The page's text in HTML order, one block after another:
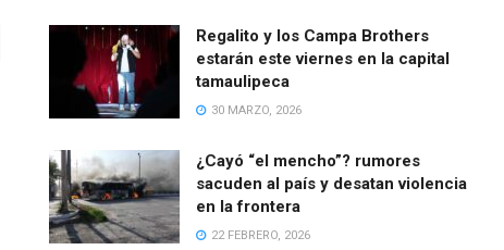
Regalito y los Campa Brothers
estarán este viernes en la capital
tamaulipeca
30 MARZO, 2026
¿Cayó “el mencho”? rumores
sacuden al país y desatan violencia
en la frontera
22 FEBRERO, 2026